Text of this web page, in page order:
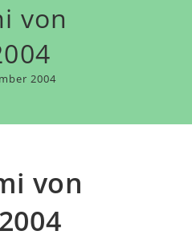
von
2004
von